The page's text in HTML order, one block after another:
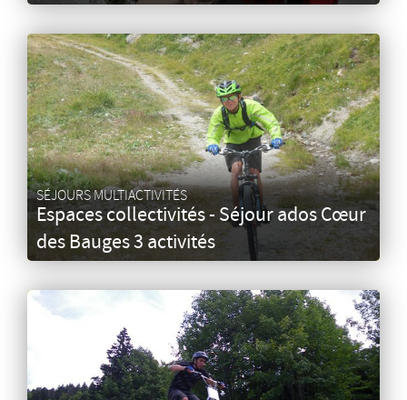
SÉJOURS MULTIACTIVITÉS
Espaces collectivités - Séjour ados Cœur
des Bauges 3 activités